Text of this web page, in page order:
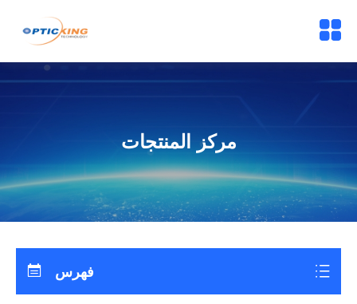
مركز المنتجات
فهرس